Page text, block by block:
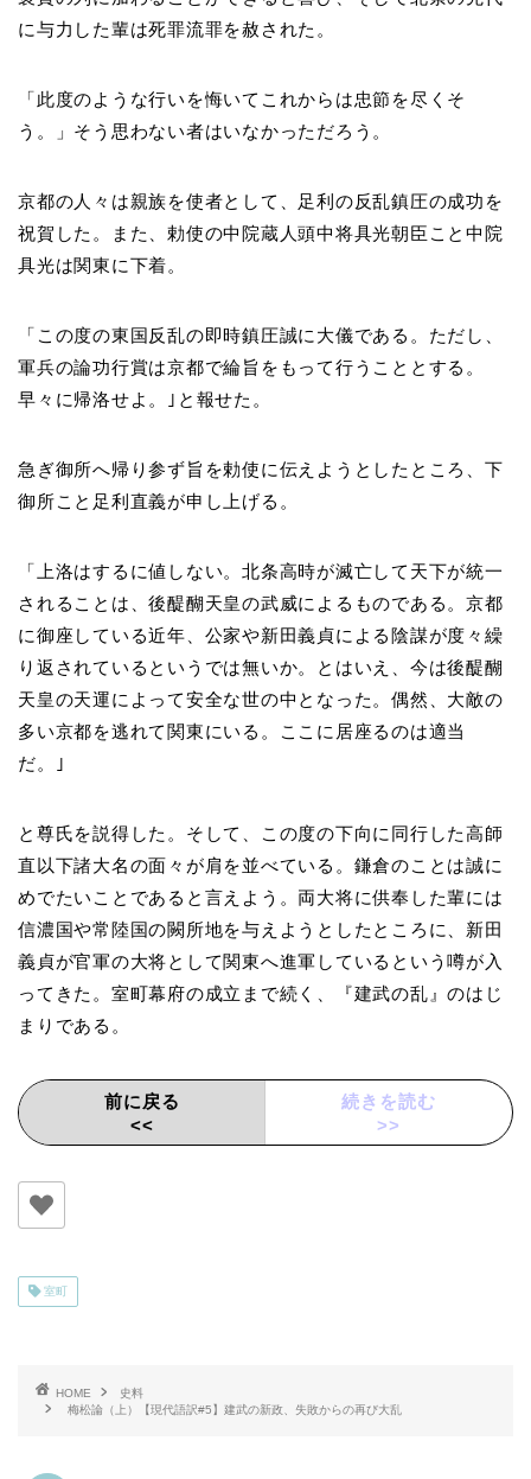
に与力した輩は死罪流罪を赦された。
「此度のような行いを悔いてこれからは忠節を尽くそ
う。」そう思わない者はいなかっただろう。
京都の人々は親族を使者として、足利の反乱鎮圧の成功を
祝賀した。また、勅使の中院蔵人頭中将具光朝臣こと中院
具光は関東に下着。
「この度の東国反乱の即時鎮圧誠に大儀である。ただし、
軍兵の論功行賞は京都で綸旨をもって行うこととする。
早々に帰洛せよ。｣と報せた。
急ぎ御所へ帰り参ず旨を勅使に伝えようとしたところ、下
御所こと足利直義が申し上げる。
「上洛はするに値しない。北条高時が滅亡して天下が統一
されることは、後醍醐天皇の武威によるものである。京都
に御座している近年、公家や新田義貞による陰謀が度々繰
り返されているというでは無いか。とはいえ、今は後醍醐
天皇の天運によって安全な世の中となった。偶然、大敵の
多い京都を逃れて関東にいる。ここに居座るのは適当
だ。｣
と尊氏を説得した。そして、この度の下向に同行した高師
直以下諸大名の面々が肩を並べている。鎌倉のことは誠に
めでたいことであると言えよう。両大将に供奉した輩には
信濃国や常陸国の闕所地を与えようとしたところに、新田
義貞が官軍の大将として関東へ進軍しているという噂が入
ってきた。室町幕府の成立まで続く、『建武の乱』のはじ
まりである。
前に戻る
<<
続きを読む
>>
室町
HOME
史料
梅松論（上）【現代語訳#5】建武の新政、失敗からの再び大乱